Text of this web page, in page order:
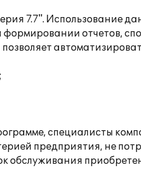
7.7". Использование
отчетов,
специалисты
предприятия, не